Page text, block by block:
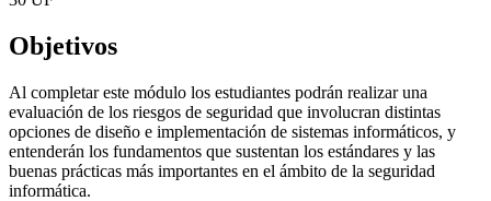
Objetivos
Al completar este módulo los estudiantes podrán realizar una
evaluación de los riesgos de seguridad que involucran distintas
opciones de diseño e implementación de sistemas informáticos, y
entenderán los fundamentos que sustentan los estándares y las
buenas prácticas más importantes en el ámbito de la seguridad
informática.